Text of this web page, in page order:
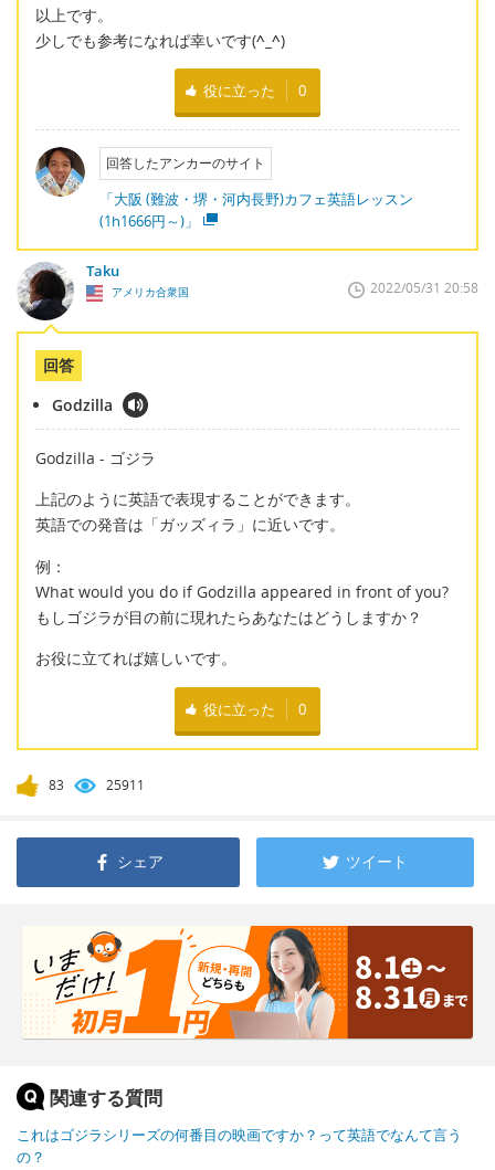
以上です。
少しでも参考になれば幸いです(^_^)
役に立った 0
回答したアンカーのサイト
「大阪 (難波・堺・河内長野)カフェ英語レッスン
(1h1666円～)」
Taku
アメリカ合衆国 2022/05/31 20:58
回答
Godzilla
Godzilla - ゴジラ
上記のように英語で表現することができます。
英語での発音は「ガッズィラ」に近いです。
例：
What would you do if Godzilla appeared in front of you?
もしゴジラが目の前に現れたらあなたはどうしますか？
お役に立てれば嬉しいです。
役に立った 0
83 25911
シェア ツイート
関連する質問
これはゴジラシリーズの何番目の映画ですか？って英語でなんて言う
の？